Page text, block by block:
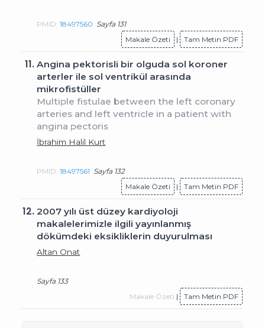
PMID:18497560 Sayfa 131
Makale Özeti
| Tam Metin PDF
11.Angina pektorisli bir olguda sol koroner
arterler ile sol ventrikül arasında
mikrofistüller
Multiple fistulae between the left coronary
arteries and left ventricle in a patient with
angina pectoris
İbrahim Halil Kurt
PMID:18497561 Sayfa 132
Makale Özeti
| Tam Metin PDF
12.2007 yılı üst düzey kardiyoloji
makalelerimizle ilgili yayınlanmış
dökümdeki eksikliklerin duyurulması
Altan Onat
Sayfa 133
Makale Özeti | Tam Metin PDF